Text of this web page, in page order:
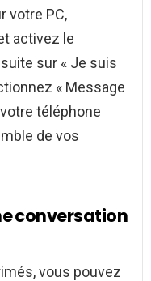
votre PC,
activez le
sur « Je suis
« Message
téléphone
de vos
conversation
vous pouvez